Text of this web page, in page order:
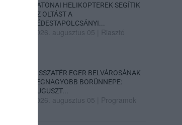
KATONAI HELIKOPTEREK SEGÍTIK
AZ OLTÁST A
DÉDESTAPOLCSÁNYI...
2026. augusztus 05 Riasztó
VISSZATÉR EGER BELVÁROSÁNAK
LEGNAGYOBB BORÜNNEPE:
AUGUSZT...
2026. augusztus 05 Programok